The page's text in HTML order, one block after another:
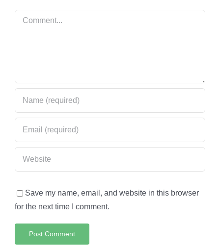
Comment
Save my name, email, and website in this browser
for the next time I comment.